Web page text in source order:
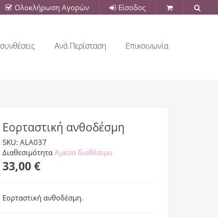
Ολοκλήρωση Αγορών Είσοδος
Ανά Περίσταση Επικοινωνία
Εορταστική ανθοδέσμη
SKU: ALA037
ΔιαθεσιμότηταΑμεσα διαθέσιμο
33,00 €
Εορταστική ανθοδέσμη.